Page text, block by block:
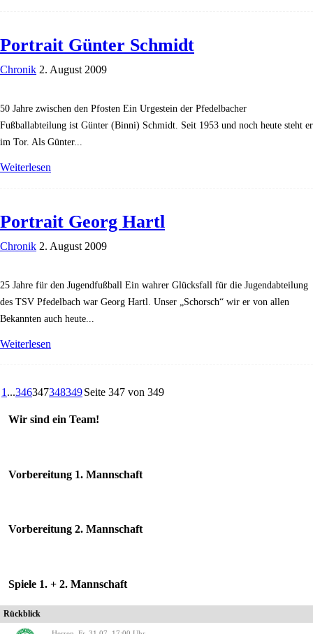
Portrait Günter Schmidt
Chronik 2. August 2009
50 Jahre zwischen den Pfosten Ein Urgestein der Pfedelbacher
Fußballabteilung ist Günter (Binni) Schmidt. Seit 1953 und noch heute steht er
im Tor. Als Günter...
Weiterlesen
Portrait Georg Hartl
Chronik 2. August 2009
25 Jahre für den Jugendfußball Ein wahrer Glücksfall für die Jugendabteilung
des TSV Pfedelbach war Georg Hartl. Unser „Schorsch“ wir er von allen
Bekannten auch heute...
Weiterlesen
1 ...346347348349Seite 347 von 349
Wir sind ein Team!
Vorbereitung 1. Mannschaft
Vorbereitung 2. Mannschaft
Spiele 1. + 2. Mannschaft
Rückblick